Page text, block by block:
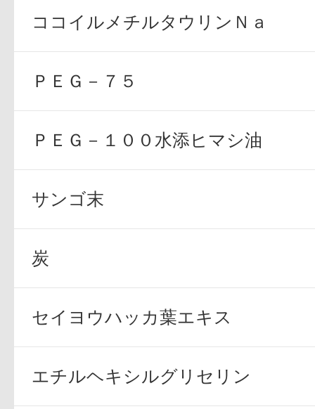
クレンズオイル
ココイルメチルタウリンＮａ
ＰＥＧ－７５
ＰＥＧ－１００水添ヒマシ油
サンゴ末
炭
セイヨウハッカ葉エキス
エチルヘキシルグリセリン